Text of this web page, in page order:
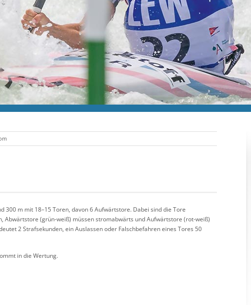
300 m mit 18–15 Toren, davon 6 Aufwärtstore. Dabei sind die Tore
(grün-weiß) müssen stromabwärts und Aufwärtstore (rot-weiß)
2 Strafsekunden, ein Auslassen oder Falschbefahren eines Tores 50
in die Wertung.